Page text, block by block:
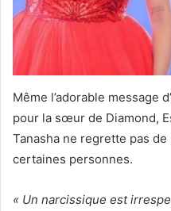
Même l’adorable message
pour la sœur de Diamond,
Tanasha ne regrette pas de
certaines personnes.
« Un narcissique est